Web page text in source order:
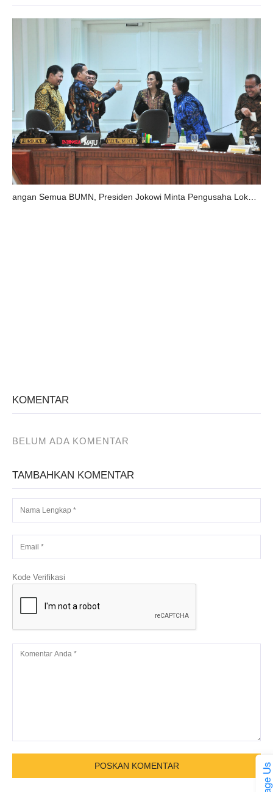
KOMENTAR
BELUM ADA KOMENTAR
TAMBAHKAN KOMENTAR
Kode Verifikasi